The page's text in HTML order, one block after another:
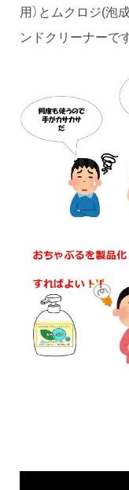
用）とムクロジ(泡
ンドクリーナーで